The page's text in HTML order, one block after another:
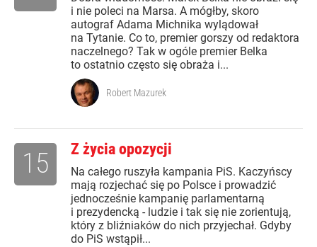
i nie poleci na Marsa. A mógłby, skoro
autograf Adama Michnika wylądował
na Tytanie. Co to, premier gorszy od redaktora
naczelnego? Tak w ogóle premier Belka
to ostatnio często się obraża i...
Robert Mazurek
Z życia opozycji
Na całego ruszyła kampania PiS. Kaczyńscy
mają rozjechać się po Polsce i prowadzić
jednocześnie kampanię parlamentarną
i prezydencką - ludzie i tak się nie zorientują,
który z bliźniaków do nich przyjechał. Gdyby
do PiS wstąpił...
15